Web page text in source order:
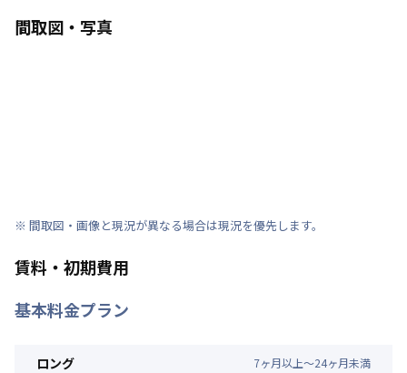
間取図・写真
※ 間取図・画像と現況が異なる場合は現況を優先します。
賃料・初期費用
基本料金プラン
ロング 7ヶ月以上～24ヶ月未満